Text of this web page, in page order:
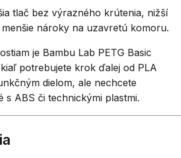
tlač bez výrazného krútenia, nižší
nároky na uzavretú komoru.
je Bambu Lab PETG Basic
potrebujete krok ďalej od PLA
dielom, ale nechcete
s ABS či technickými plastmi.